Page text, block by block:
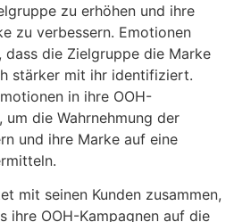
zu erhöhen und ihre
zu verbessern. Emotionen
dass die Zielgruppe die Marke
stärker mit ihr identifiziert.
in ihre OOH-
um die Wahrnehmung der
und ihre Marke auf eine
mit seinen Kunden zusammen,
ihre OOH-Kampagnen auf die